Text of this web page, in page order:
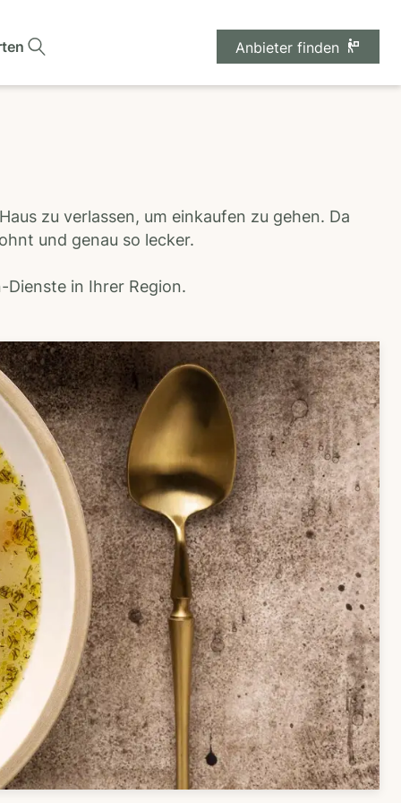
Anbieter finden
zu verlassen, um einkaufen zu gehen. Da
und genau so lecker.
Dienste in Ihrer Region.